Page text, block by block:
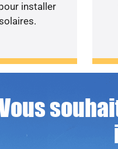
installer